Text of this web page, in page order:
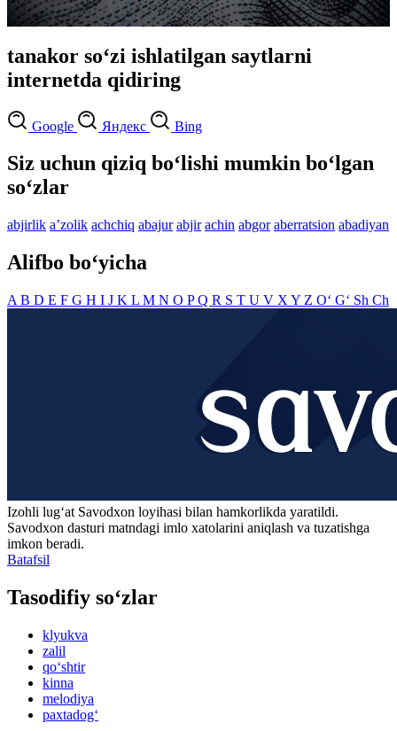
tanakor so‘zi ishlatilgan saytlarni
internetda qidiring
Google Яндекс Bing
Siz uchun qiziq bo‘lishi mumkin bo‘lgan
so‘zlar
abjirlik aʼzolik achchiq abajur abjir achin abgor aberratsion abadiyan
Alifbo bo‘yicha
A B D E F G H I J K L M N O PQ R S T U V X Y Z O‘ G‘ Sh Ch
Izohli lugʻat Savodxon loyihasi bilan hamkorlikda yaratildi.
Savodxon dasturi matndagi imlo xatolarini aniqlash va tuzatishga
imkon beradi.
Batafsil
Tasodifiy so‘zlar
klyukva
zalil
qo‘shtir
kinna
melodiya
paxtadog‘